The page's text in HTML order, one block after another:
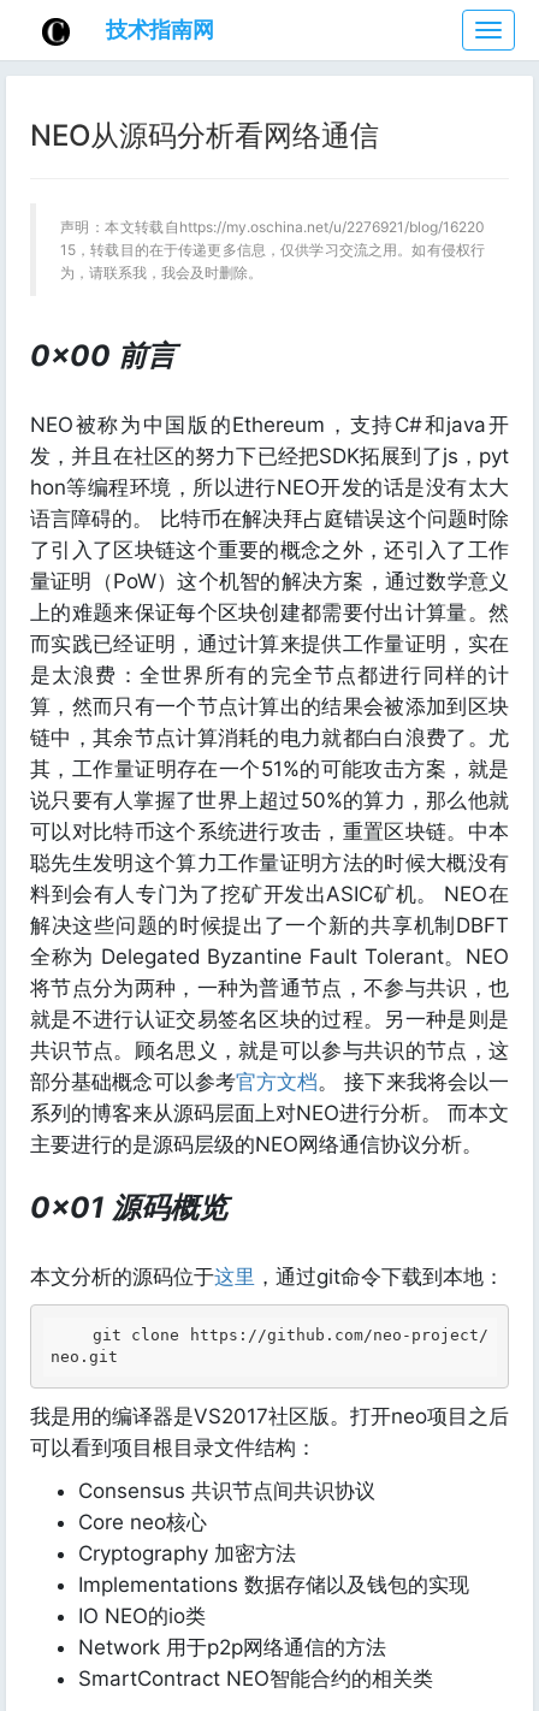
技
术
指
技术指南网
NEO从源码分析看网络通信
声明：本文转载自https://my.oschina.net/u/2276921/blog/16220
15，转载目的在于传递更多信息，仅供学习交流之用。如有侵权行
为，请联系我，我会及时删除。
0x00 前言
NEO被称为中国版的Ethereum，支持C#和java开
发，并且在社区的努力下已经把SDK拓展到了js，pyt
hon等编程环境，所以进行NEO开发的话是没有太大
语言障碍的。 比特币在解决拜占庭错误这个问题时除
了引入了区块链这个重要的概念之外，还引入了工作
量证明（PoW）这个机智的解决方案，通过数学意义
上的难题来保证每个区块创建都需要付出计算量。然
而实践已经证明，通过计算来提供工作量证明，实在
是太浪费：全世界所有的完全节点都进行同样的计
算，然而只有一个节点计算出的结果会被添加到区块
链中，其余节点计算消耗的电力就都白白浪费了。尤
其，工作量证明存在一个51%的可能攻击方案，就是
说只要有人掌握了世界上超过50%的算力，那么他就
可以对比特币这个系统进行攻击，重置区块链。中本
聪先生发明这个算力工作量证明方法的时候大概没有
料到会有人专门为了挖矿开发出ASIC矿机。 NEO在
解决这些问题的时候提出了一个新的共享机制DBFT
全称为 Delegated Byzantine Fault Tolerant。NEO
将节点分为两种，一种为普通节点，不参与共识，也
就是不进行认证交易签名区块的过程。另一种是则是
共识节点。顾名思义，就是可以参与共识的节点，这
部分基础概念可以参考官方文档。 接下来我将会以一
系列的博客来从源码层面上对NEO进行分析。 而本文
主要进行的是源码层级的NEO网络通信协议分析。
0x01 源码概览
本文分析的源码位于这里 ，通过git命令下载到本地：
    git clone https://github
.com/neo-project/
neo .git
我是用的编译器是VS2017社区版。打开neo项目之后
可以看到项目根目录文件结构：
Consensus 共识节点间共识协议
Core neo核心
Cryptography 加密方法
Implementations 数据存储以及钱包的实现
IO NEO的io类
Network 用于p2p网络通信的方法
SmartContract NEO智能合约的相关类